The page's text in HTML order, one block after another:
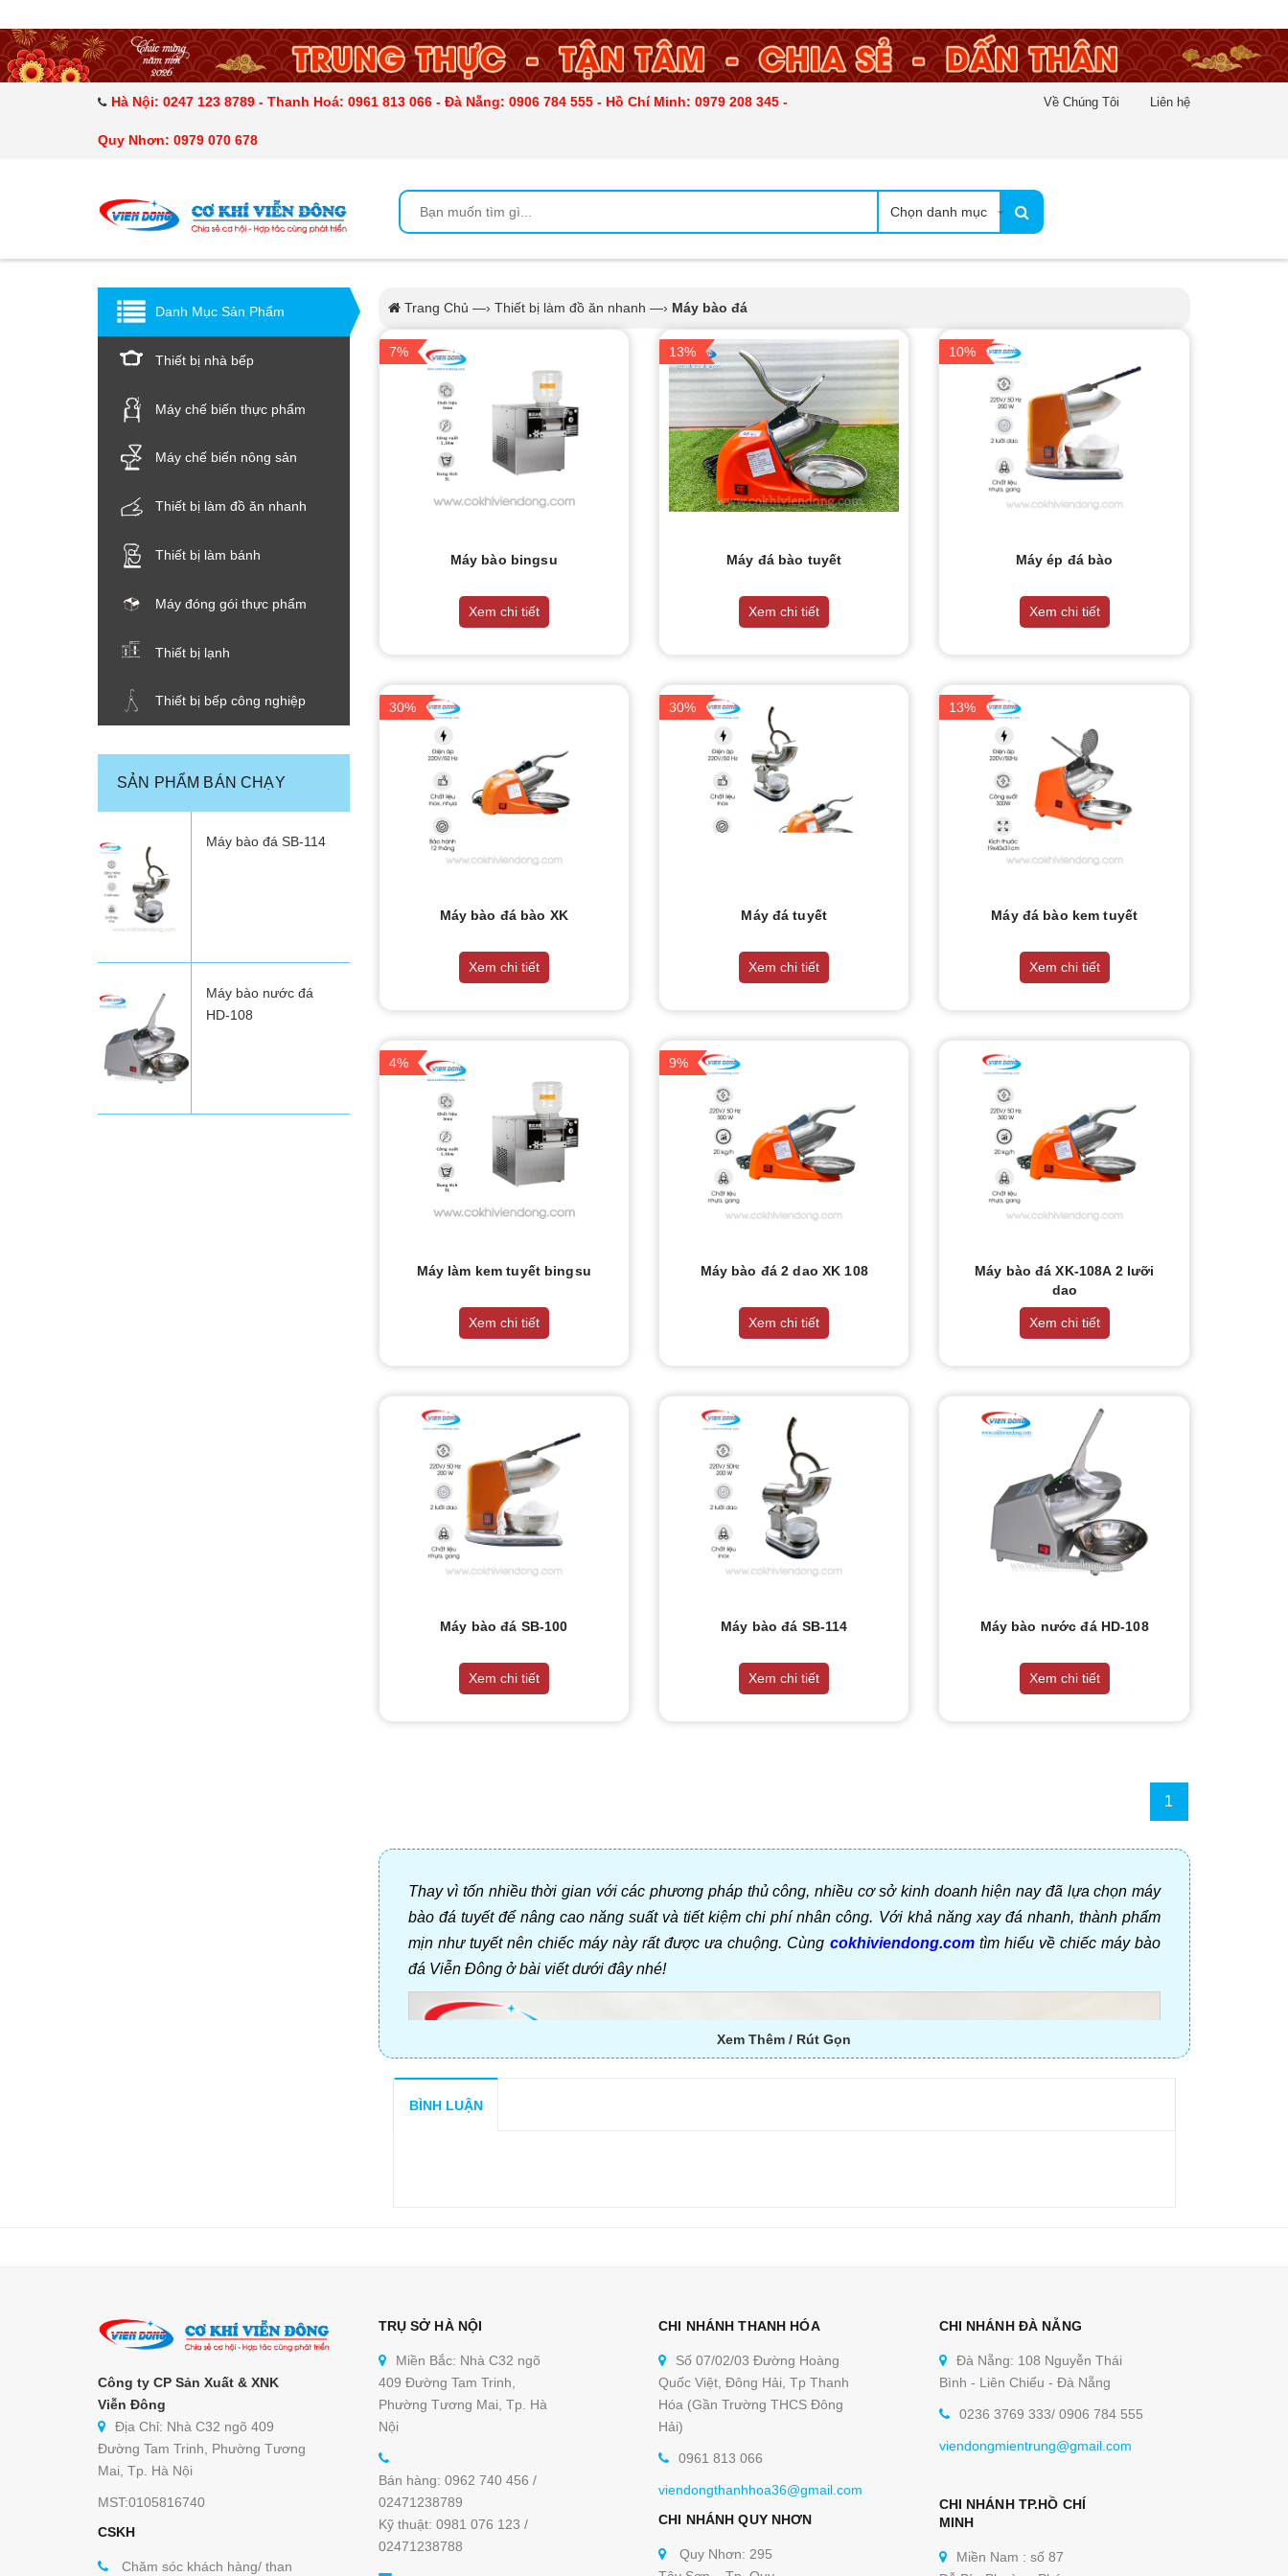
Hà Nội: 0247 123 8789 - Thanh Hoá: 0961 813 066 - Đà Nẵng: 0906 784 555 - Hồ Chí Minh: 0979 208 345 -
Quy Nhơn: 0979 070 678
Về Chúng Tôi Liên hệ
Chọn danh mục
Danh Mục Sản Phẩm
Thiết bị nhà bếp
Máy chế biến thực phẩm
Máy chế biến nông sản
Thiết bị làm đồ ăn nhanh
Thiết bị làm bánh
Máy đóng gói thực phẩm
Thiết bị lạnh
Thiết bị bếp công nghiệp
SẢN PHẨM BÁN CHẠY
Máy bào đá SB-114
Máy bào nước đá
HD-108
Trang Chủ —› Thiết bị làm đồ ăn nhanh —› Máy bào đá
7%
Máy bào bingsu
Xem chi tiết
13%
Máy đá bào tuyết
Xem chi tiết
10%
Máy ép đá bào
Xem chi tiết
30%
Máy bào đá bào XK
Xem chi tiết
30%
Máy đá tuyết
Xem chi tiết
13%
Máy đá bào kem tuyết
Xem chi tiết
4%
Máy làm kem tuyết bingsu
Xem chi tiết
9%
Máy bào đá 2 dao XK 108
Xem chi tiết
Máy bào đá XK-108A 2 lưỡi
dao
Xem chi tiết
Máy bào đá SB-100
Xem chi tiết
Máy bào đá SB-114
Xem chi tiết
Máy bào nước đá HD-108
Xem chi tiết
1
Thay vì tốn nhiều thời gian với các phương pháp thủ công, nhiều cơ sở kinh doanh hiện nay đã lựa chọn máy
bào đá tuyết để nâng cao năng suất và tiết kiệm chi phí nhân công. Với khả năng xay đá nhanh, thành phẩm
mịn như tuyết nên chiếc máy này rất được ưa chuộng. Cùng cokhiviendong.comtìm hiểu về chiếc máy bào
đá Viễn Đông ở bài viết dưới đây nhé!
Xem Thêm / Rút Gọn
BÌNH LUẬN
Công ty CP Sản Xuất & XNK
Viễn Đông
Địa Chỉ: Nhà C32 ngõ 409
Đường Tam Trinh, Phường Tương
Mai, Tp. Hà Nội
MST:0105816740
CSKH
Chăm sóc khách hàng/ than
TRỤ SỞ HÀ NỘI
Miền Bắc: Nhà C32 ngõ
409 Đường Tam Trinh,
Phường Tương Mai, Tp. Hà
Nội
Bán hàng: 0962 740 456 /
02471238789
Kỹ thuật: 0981 076 123 /
02471238788
CHI NHÁNH THANH HÓA
Số 07/02/03 Đường Hoàng
Quốc Việt, Đông Hải, Tp Thanh
Hóa (Gần Trường THCS Đông
Hải)
0961 813 066
viendongthanhhoa36@gmail.com
CHI NHÁNH QUY NHƠN
Quy Nhơn: 295
CHI NHÁNH ĐÀ NẴNG
Đà Nẵng: 108 Nguyễn Thái
Bình - Liên Chiểu - Đà Nẵng
0236 3769 333/ 0906 784 555
viendongmientrung@gmail.com
CHI NHÁNH TP.HỒ CHÍ
MINH
Miền Nam : số 87
MÁY ÉP MÍA TẠO BỌT
MÁY ĐÓNG GÓI THỰC PHẨM
THIẾT BỊ BẾP CÔNG NGHIỆP
UNCATEGORIZED